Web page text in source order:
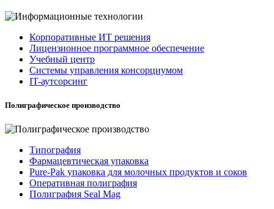
Корпоративные ИТ решения
Лицензионное программное обеспечение
Учебный центр
Системы управления консорциумом
IT-аутсорсинг
Полиграфическое производство
Типография
Фармацевтическая упаковка
Pure-Pak упаковка для молочных продуктов и соков
Оперативная полиграфия
Полиграфия Seal Mag